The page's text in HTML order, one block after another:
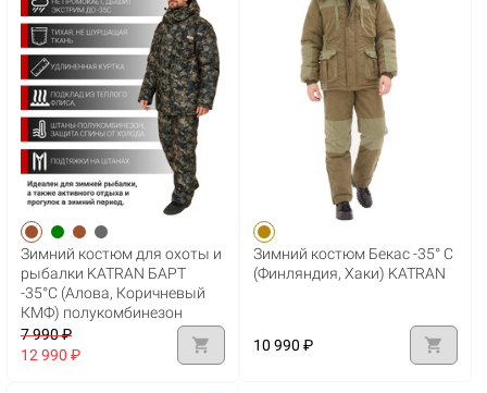
Зимний костюм для охоты и
рыбалки KATRAN БАРТ
-35°С (Алова, Коричневый
КМФ) полукомбинезон
7 990 ₽
12 990 ₽
shopping_cart
Зимний костюм Бекас -35° С
(Финляндия, Хаки) KATRAN
10 990 ₽ shopping_cart